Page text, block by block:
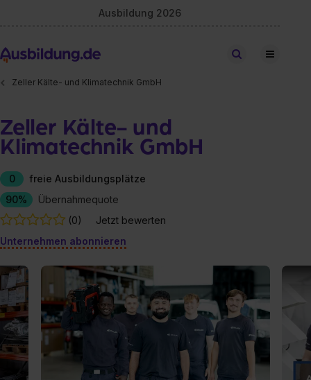
Ausbildung 2026
Stellen finden
Zeller Kälte- und Klimatechnik GmbH
Zeller Kälte- und
Klimatechnik GmbH
0
freie Ausbildungsplätze
90%
Übernahmequote
(0)
Jetzt bewerten
Unternehmen abonnieren